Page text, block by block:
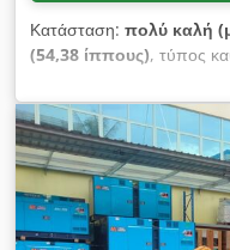
Κατάσταση: πολύ καλή
(54,38 ίππους), τύπος
λειτουργίας:4.966 h, =
Ερπύστρια Τεχνική
Πολύ καλή = Πληροφορίες
προτάσεις, μην διστάσετε
Εγγυόμαστε απάντηση
ΦΠΑ. Δεν μπορούν να